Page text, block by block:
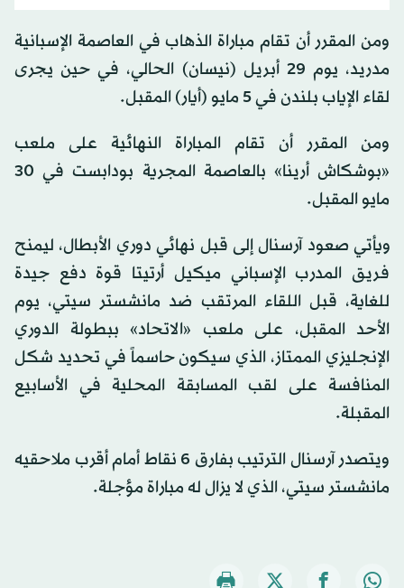
ومن المقرر أن تقام مباراة الذهاب في العاصمة الإسبانية
مدريد، يوم 29 أبريل (نيسان) الحالي، في حين يجرى
لقاء الإياب بلندن في 5 مايو (أيار) المقبل.
ومن المقرر أن تقام المباراة النهائية على ملعب
«بوشكاش أرينا» بالعاصمة المجرية بودابست في 30
مايو المقبل.
ويأتي صعود آرسنال إلى قبل نهائي دوري الأبطال، ليمنح
فريق المدرب الإسباني ميكيل أرتيتا قوة دفع جيدة
للغاية، قبل اللقاء المرتقب ضد مانشستر سيتي، يوم
الأحد المقبل، على ملعب «الاتحاد» ببطولة الدوري
الإنجليزي الممتاز، الذي سيكون حاسماً في تحديد شكل
المنافسة على لقب المسابقة المحلية في الأسابيع
المقبلة.
ويتصدر آرسنال الترتيب بفارق 6 نقاط أمام أقرب ملاحقيه
مانشستر سيتي، الذي لا يزال له مباراة مؤجلة.